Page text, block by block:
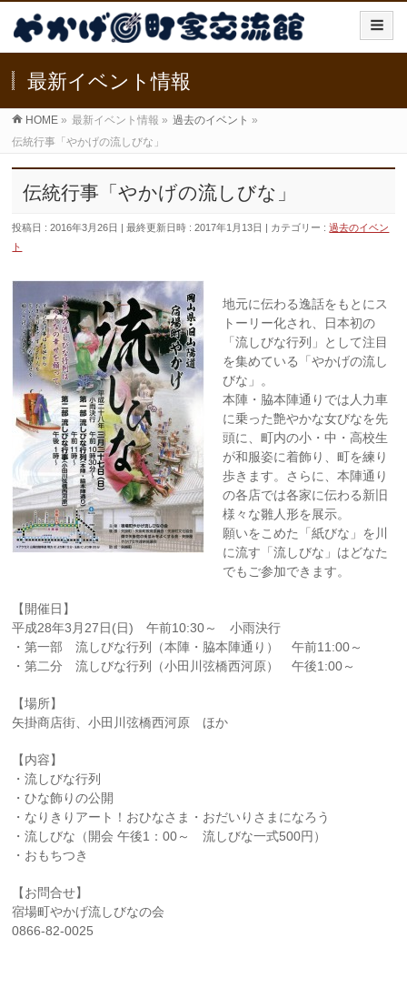
最新イベント情報
HOME » 最新イベント情報 » 過去のイベント »
伝統行事「やかげの流しびな」
伝統行事「やかげの流しびな」
投稿日 : 2016年3月26日 最終更新日時 : 2017年1月13日 カテゴリー :過去のイベン
ト
地元に伝わる逸話をもとにス
トーリー化され、日本初の
「流しびな行列」として注目
を集めている「やかげの流し
びな」。
本陣・脇本陣通りでは人力車
に乗った艶やかな女びなを先
頭に、町内の小・中・高校生
が和服姿に着飾り、町を練り
歩きます。さらに、本陣通り
の各店では各家に伝わる新旧
様々な雛人形を展示。
願いをこめた「紙びな」を川
に流す「流しびな」はどなた
でもご参加できます。
【開催日】
平成28年3月27日(日) 午前10:30～ 小雨決行
・第一部 流しびな行列（本陣・脇本陣通り） 午前11:00～
・第二分 流しびな行列（小田川弦橋西河原） 午後1:00～
【場所】
矢掛商店街、小田川弦橋西河原 ほか
【内容】
・流しびな行列
・ひな飾りの公開
・なりきりアート！おひなさま・おだいりさまになろう
・流しびな（開会 午後1：00～ 流しびな一式500円）
・おもちつき
【お問合せ】
宿場町やかげ流しびなの会
0866-82-0025